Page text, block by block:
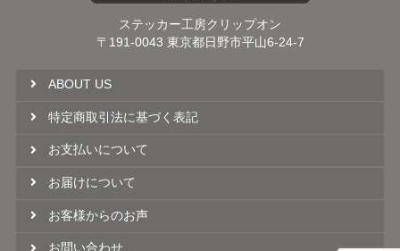
ステッカー工房クリップオン
〒191-0043 東京都日野市平山6-24-7
ABOUT US
特定商取引法に基づく表記
お支払いについて
お届けについて
お客様からのお声